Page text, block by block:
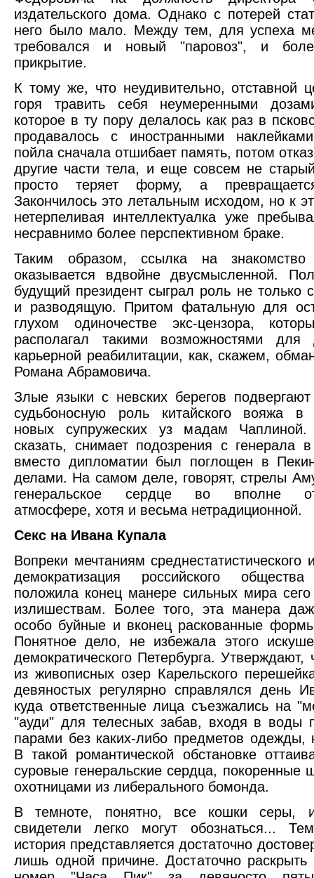
издательского дома. Однако с потерей
него было мало. Между тем, для успеха
требовался и новый "паровоз", и
прикрытие.
К тому же, что неудивительно, отставной
горя травить себя неумеренными
которое в ту пору делалось как раз в
продавалось с иностранными
пойла сначала отшибает память, потом
другие части тела, и еще совсем не
просто теряет форму, а
Закончилось это летальным исходом, но к
нетерпеливая интеллектуалка уже
несравнимо более перспективном браке.
Таким образом, ссылка на
оказывается вдвойне двусмысленной.
будущий президент сыграл роль не только
и разводящую. Притом фатальную для
глухом одиночестве экс-цензора,
располагал такими возможностями
карьерной реабилитации, как, скажем,
Романа Абрамовича.
Злые языки с невских берегов
судьбоносную роль китайского вояжа в
новых супружеских уз мадам Чаплиной.
сказать, снимает подозрения с генерала
вместо дипломатии был поглощен в
делами. На самом деле, говорят, стрелы
генеральское сердце во вполне
атмосфере, хотя и весьма нетрадиционной.
Секс на Ивана Купала
Вопреки мечтаниям среднестатистического
демократизация российского
положила конец манере сильных мира сего
излишествам. Более того, эта манера
особо буйные и вконец раскованные
Понятное дело, не избежала этого
демократического Петербурга.
из живописных озер Карельского
девяностых регулярно справлялся день
куда ответственные лица съезжались на
"ауди" для телесных забав, входя в воды
парами без каких-либо предметов одежды,
В такой романтической обстановке
суровые генеральские сердца, покоренные
охотницами из либерального бомонда.
В темноте, понятно, все кошки серы,
свидетели легко могут обознаться...
история представляется достаточно
лишь одной причине. Достаточно